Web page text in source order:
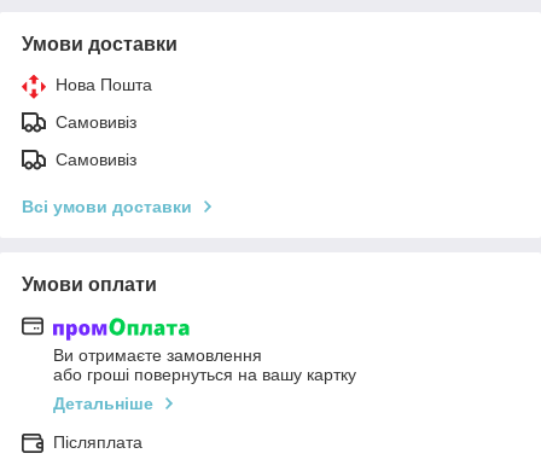
Умови доставки
Нова Пошта
Самовивіз
Самовивіз
Всі умови доставки
Умови оплати
Ви отримаєте замовлення
або гроші повернуться на вашу картку
Детальніше
Післяплата